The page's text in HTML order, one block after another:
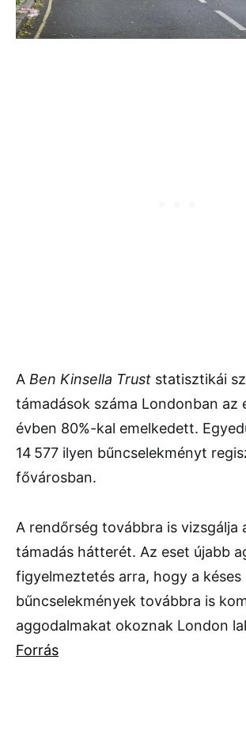
A Ben Kinsella Trust statisztikái
támadások száma Londonban az
évben 80%-kal emelkedett.
14 577 ilyen bűncselekményt
fővárosban.
A rendőrség továbbra is vizsgálja
támadás hátterét. Az eset újabb
figyelmeztetés arra, hogy a késes
bűncselekmények továbbra is
aggodalmakat okoznak London
Forrás